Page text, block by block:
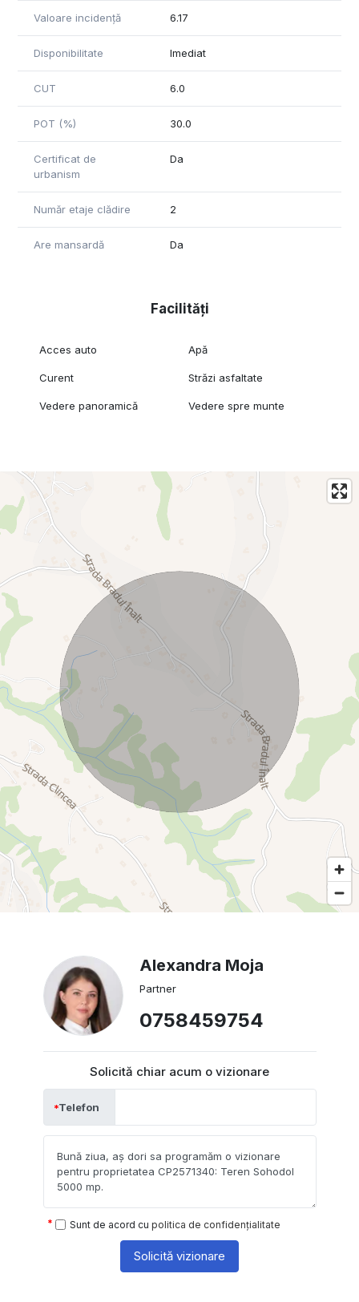
Valoare incidență 6.17
Disponibilitate Imediat
CUT 6.0
POT (%) 30.0
Certificat de
urbanism
Da
Număr etaje clădire 2
Are mansardă Da
Facilități
Acces auto Apă
Curent Străzi asfaltate
Vedere panoramică Vedere spre munte
Alexandra Moja
Partner
0758459754
Solicită chiar acum o vizionare
Telefon
Sunt de acord cu politica de confidențialitate
Solicită vizionare